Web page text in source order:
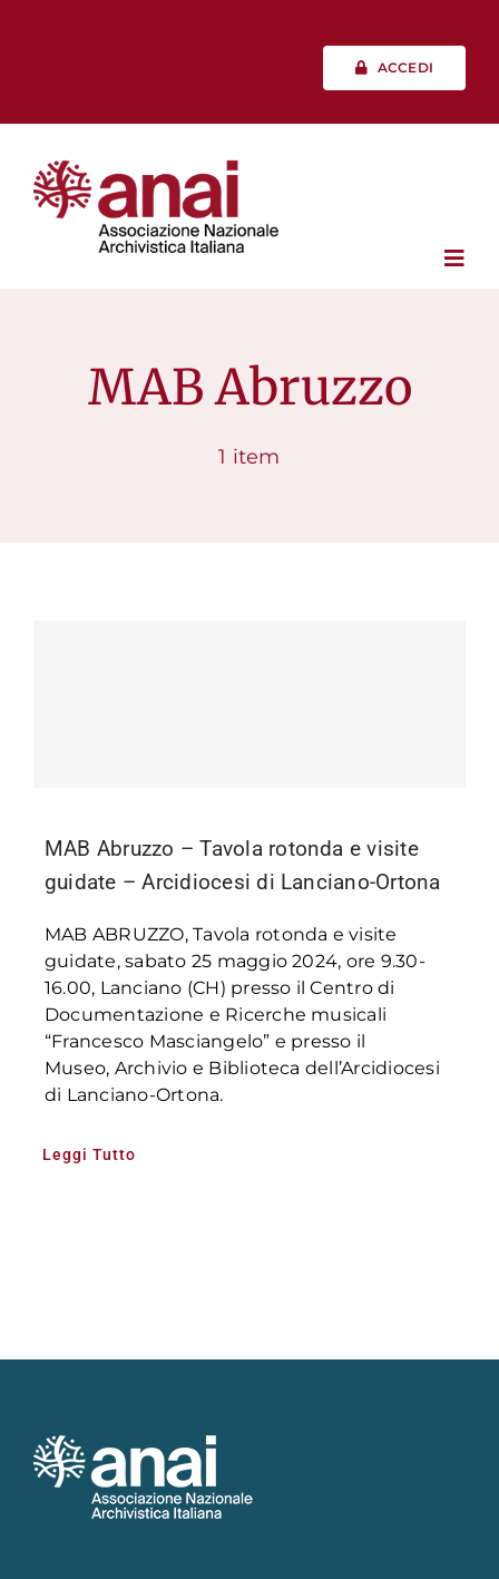
ACCEDI
MAB Abruzzo
1 item
MAB Abruzzo – Tavola rotonda e visite
guidate – Arcidiocesi di Lanciano-Ortona
MAB ABRUZZO, Tavola rotonda e visite
guidate, sabato 25 maggio 2024, ore 9.30-
16.00, Lanciano (CH) presso il Centro di
Documentazione e Ricerche musicali
“Francesco Masciangelo” e presso il
Museo, Archivio e Biblioteca dell’Arcidiocesi
di Lanciano-Ortona.
Leggi Tutto